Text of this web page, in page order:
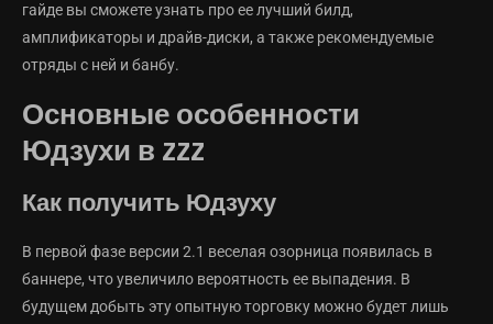
гайде вы сможете узнать про ее лучший билд,
амплификаторы и драйв-диски, а также рекомендуемые
отряды с ней и банбу.
Основные особенности
Юдзухи в ZZZ
Как получить Юдзуху
В первой фазе версии 2.1 веселая озорница появилась в
баннере, что увеличило вероятность ее выпадения. В
будущем добыть эту опытную торговку можно будет лишь